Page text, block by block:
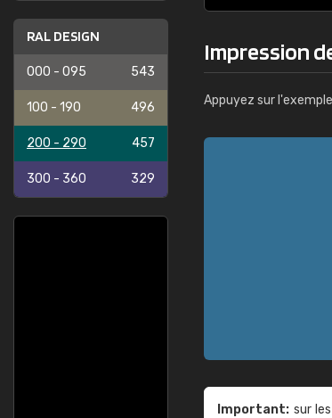
RAL DESIGN
000 - 095 543
100 - 190 496
200 - 290 457
300 - 360 329
Impression
Appuyez sur
Important: sur